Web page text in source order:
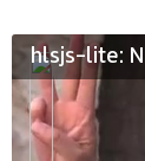
hlsjs-lite: